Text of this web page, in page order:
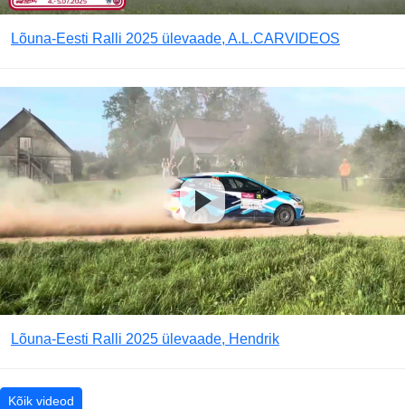
Lõuna-Eesti Ralli 2025 ülevaade, A.L.CARVIDEOS
Lõuna-Eesti Ralli 2025 ülevaade, Hendrik
Kõik videod